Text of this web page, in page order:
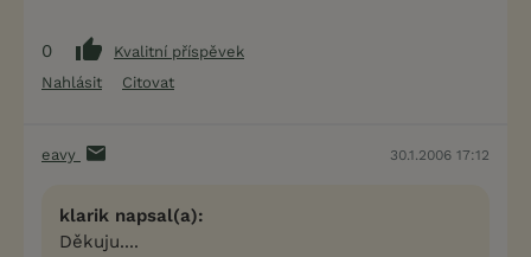
0
Kvalitní příspěvek
Nahlásit
Citovat
eavy 30.1.2006 17:12
klarik napsal(a):
Děkuju....